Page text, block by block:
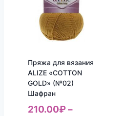
Пряжа для вязания
ALIZE «COTTON
GOLD» (№02)
Шафран
210.00₽–